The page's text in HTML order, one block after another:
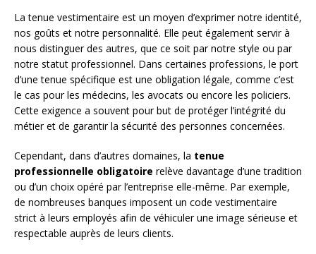
La tenue vestimentaire est un moyen d’exprimer notre identité,
nos goûts et notre personnalité. Elle peut également servir à
nous distinguer des autres, que ce soit par notre style ou par
notre statut professionnel. Dans certaines professions, le port
d’une tenue spécifique est une obligation légale, comme c’est
le cas pour les médecins, les avocats ou encore les policiers.
Cette exigence a souvent pour but de protéger l’intégrité du
métier et de garantir la sécurité des personnes concernées.
Cependant, dans d’autres domaines, la tenue
professionnelle obligatoire relève davantage d’une tradition
ou d’un choix opéré par l’entreprise elle-même. Par exemple,
de nombreuses banques imposent un code vestimentaire
strict à leurs employés afin de véhiculer une image sérieuse et
respectable auprès de leurs clients.